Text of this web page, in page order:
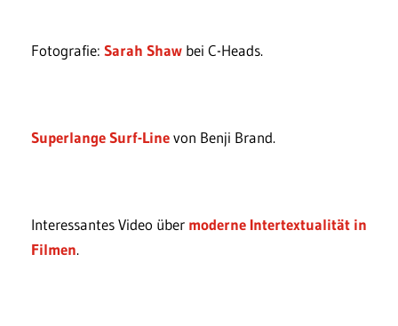
Fotografie: Sarah Shaw bei C-Heads.
Superlange Surf-Linevon Benji Brand.
Interessantes Video über moderne Intertextualität in
Filmen.